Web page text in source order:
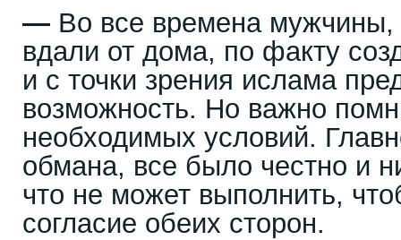
— Во все времена мужчины,
вдали от дома, по факту
и с точки зрения ислама
возможность. Но важно
необходимых условий.
обмана, все было честно и
что не может выполнить,
согласие обеих сторон.